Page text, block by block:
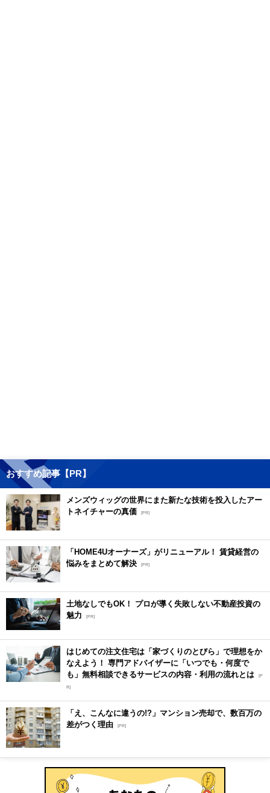
おすすめ記事【PR】
メンズウィッグの世界にまた新たな技術を投入したアー
トネイチャーの真価 [PR]
「HOME4Uオーナーズ」がリニューアル！ 賃貸経営の
悩みをまとめて解決 [PR]
土地なしでもOK！ プロが導く失敗しない不動産投資の
魅力
[PR]
はじめての注文住宅は「家づくりのとびら」で理想をか
なえよう！ 専門アドバイザーに「いつでも・何度で
も」無料相談できるサービスの内容・利用の流れとは [P
R]
「え、こんなに違うの!?」マンション売却で、数百万の
差がつく理由 [PR]